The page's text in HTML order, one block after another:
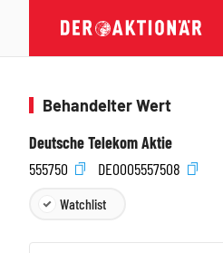
Behandelter Wert
Deutsche Telekom Aktie
555750
DE0005557508
Watchlist